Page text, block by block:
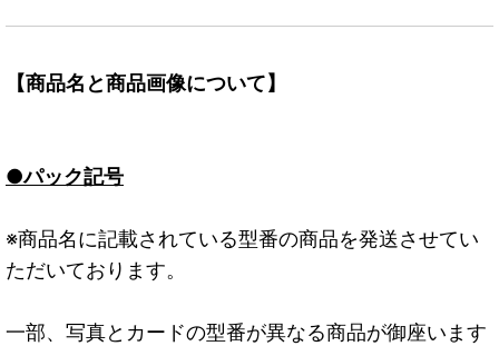
【商品名と商品画像について】
●パック記号
※商品名に記載されている型番の商品を発送させてい
ただいております。
一部、写真とカードの型番が異なる商品が御座います